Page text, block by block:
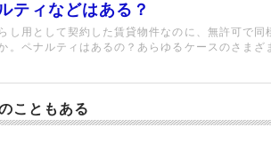
ティなどはある？
し用として契約した賃貸物件なのに、無許可で同
。ペナルティはあるの？あらゆるケースのさまざ
こともある